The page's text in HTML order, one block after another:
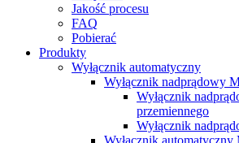
Jakość procesu
FAQ
Pobierać
Produkty
Wyłącznik automatyczny
Wyłącznik nadprądowy
Wyłącznik
przemiennego
Wyłącznik
Wyłącznik